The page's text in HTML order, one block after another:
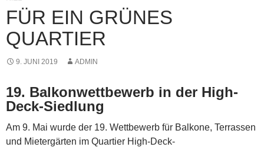
FÜR EIN GRÜNES
QUARTIER
9. JUNI 2019 ADMIN
19. Balkonwettbewerb in der High-
Deck-Siedlung
Am 9. Mai wurde der 19. Wettbewerb für Balkone, Terrassen
und Mietergärten im Quartier High-Deck-